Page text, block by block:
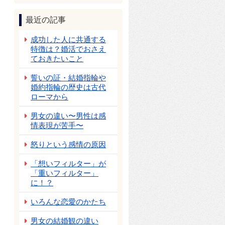
最近の記事
成功した人に共通する
特徴は？婚活でおさえ
ておきたいこと
誓いの証・結婚指輪や
婚約指輪の歴史は古代
ローマから
男女の違い〜男性は感
情表現が苦手〜
怒りという感情の原因
「想いフィルター」が
「重いフィルター」
に！？
いろんな恋愛のかたち
男女の結婚観の違い